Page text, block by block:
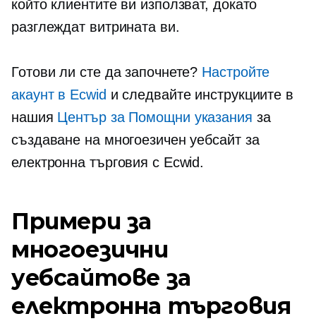
който клиентите ви използват, докато
разглеждат витрината ви.
Готови ли сте да започнете? Настройте
акаунт в Ecwid и следвайте инструкциите в
нашия Център за Помощни указания за
създаване на многоезичен уебсайт за
електронна търговия с Ecwid.
Примери за
многоезични
уебсайтове за
електронна търговия